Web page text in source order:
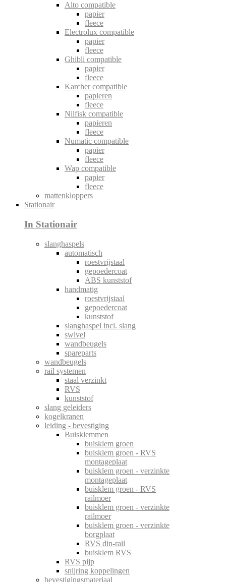
Alto compatible
papier
fleece
Electrolux compatible
papier
fleece
Ghibli compatible
papier
fleece
Karcher compatible
papieren
fleece
Nilfisk compatible
papieren
fleece
Numatic compatible
papier
fleece
Wap compatible
papier
fleece
mattenkloppers
Stationair
In Stationair
slanghaspels
automatisch
roestvrijstaal
gepoedercoat
ABS kunststof
handmatig
roestvrijstaal
gepoedercoat
kunststof
slanghaspel incl. slang
swivel
wandbeugels
spareparts
wandbeugels
rail systemen
staal verzinkt
RVS
kunststof
slang geleiders
kogelkranen
leiding - bevestiging
Buisklemmen
buisklem groen
buisklem groen - RVS
montageplaat
buisklem groen - verzinkte
montageplaat
buisklem groen - RVS
railmoer
buisklem groen - verzinkte
railmoer
buisklem groen - verzinkte
borgplaat
RVS din-rail
buisklem RVS
RVS pijp
snijring koppelingen
bevestigingsmateriaal